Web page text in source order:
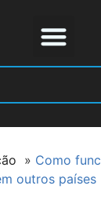
» Como
outros países